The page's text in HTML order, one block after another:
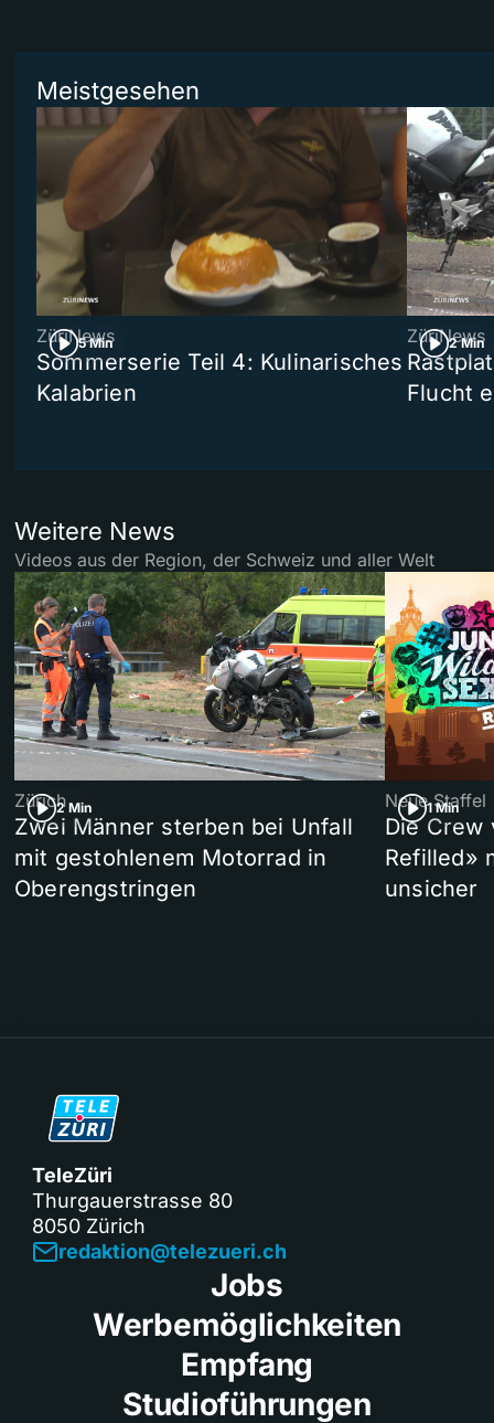
Meistgesehen
5 Min
ZüriNews
Sommerserie Teil 4: Kulinarisches
Kalabrien
2 Min
ZüriNews
Flucht
Weitere News
Videos aus der Region, der Schweiz und aller Welt
2 Min
Zürich
Zwei Männer sterben bei Unfall
mit gestohlenem Motorrad in
Oberengstringen
1 Min
Neue Staffel
Die Crew
Refilled»
unsicher
TeleZüri
Thurgauerstrasse 80
8050 Zürich
redaktion@telezueri.ch
Jobs
Werbemöglichkeiten
Empfang
Studioführungen